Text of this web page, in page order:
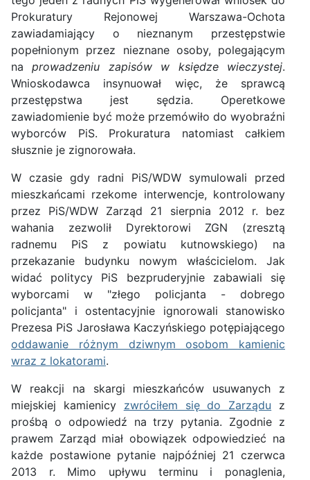
Prokuratury Rejonowej Warszawa-Ochota
zawiadamiający o nieznanym przestępstwie
popełnionym przez nieznane osoby, polegającym
naprowadzeniu zapisów w księdze wieczystej.
Wnioskodawca insynuował więc, że sprawcą
przestępstwa jest sędzia. Operetkowe
zawiadomienie być może przemówiło do wyobraźni
wyborców PiS. Prokuratura natomiast całkiem
słusznie je zignorowała.
W czasie gdy radni PiS/WDW symulowali przed
mieszkańcami rzekome interwencje, kontrolowany
przez PiS/WDW Zarząd 21 sierpnia 2012 r. bez
wahania zezwolił Dyrektorowi ZGN (zresztą
radnemu PiS z powiatu kutnowskiego) na
przekazanie budynku nowym właścicielom. Jak
widać politycy PiS bezpruderyjnie zabawiali się
wyborcami w "złego policjanta - dobrego
policjanta" i ostentacyjnie ignorowali stanowisko
Prezesa PiS Jarosława Kaczyńskiego potępiającego
oddawanie różnym dziwnym osobom kamienic
wraz z lokatorami.
W reakcji na skargi mieszkańców usuwanych z
miejskiej kamienicy zwróciłem się do Zarządu z
prośbą o odpowiedź na trzy pytania. Zgodnie z
prawem Zarząd miał obowiązek odpowiedzieć na
każde postawione pytanie najpóźniej 21 czerwca
2013 r. Mimo upływu terminu i ponaglenia,